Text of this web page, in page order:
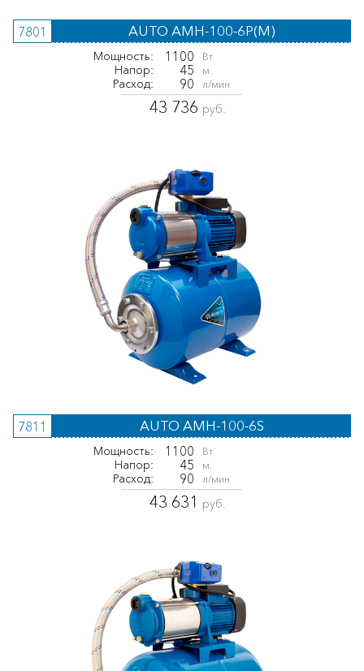
7801 AUTO AMH-100-6P(M)
Мощность: 1100 Вт
Напор: 45 м.
Расход: 90 л/мин
43 736 руб.
7811 AUTO AMH-100-6S
Мощность: 1100 Вт
Напор: 45 м.
Расход: 90 л/мин
43 631 руб.